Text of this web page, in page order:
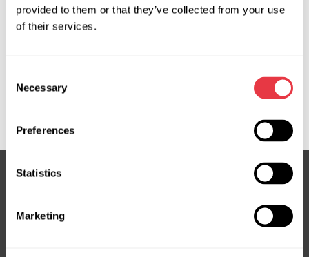
provided to them or that they’ve collected from your use
of their services.
Selection
Necessary
Preferences
Statistics
Marketing
926002618R, 926003NF0A, 926003NG0A, 926004BC0A,
926004GA0A, 926005501R, 926005SA0A,
EVAC0014R, EVAC0015R, EVAC0018R, EVAC0021R,
Subskrybuj nasz newsletter